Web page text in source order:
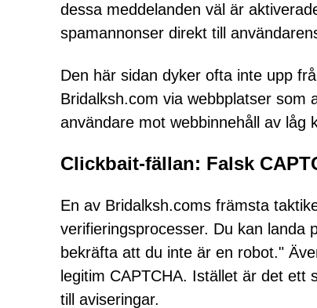
dessa meddelanden väl är
spamannonser direkt till
Den här sidan dyker ofta inte upp
Bridalksh.com via webbplatser som
användare mot webbinnehåll av låg
Clickbait-fällan: Falsk
En av Bridalksh.coms främsta
verifieringsprocesser. Du kan landa
bekräfta att du inte är en robot."
legitim CAPTCHA. Istället är det
till aviseringar.